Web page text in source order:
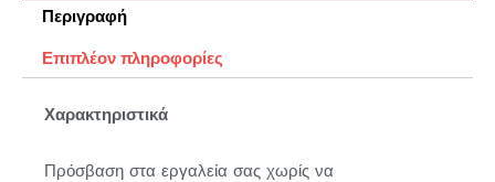
Περιγραφή
Επιπλέον πληροφορίες
Χαρακτηριστικά
Πρόσβαση στα εργαλεία σας χωρίς να